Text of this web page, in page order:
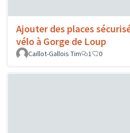
Ajouter des places
vélo à Gorge de Loup
Caillot-Gallois Tim
1 0